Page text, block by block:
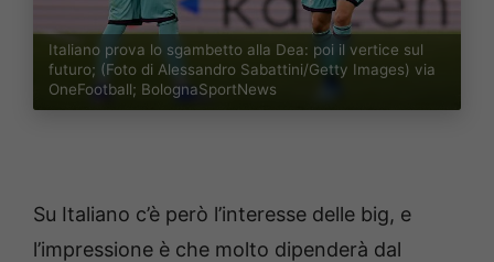
Italiano prova lo sgambetto alla Dea: poi il vertice sul
futuro; (Foto di Alessandro Sabattini/Getty Images) via
OneFootball; BolognaSportNews
Su Italiano c’è però l’interesse delle big, e
l’impressione è che molto dipenderà dal